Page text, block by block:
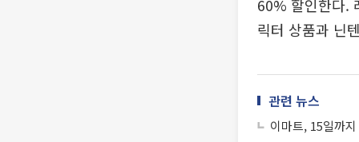
60% 할인한다.
릭터 상품과 닌
관련 뉴스
이마트, 15일까